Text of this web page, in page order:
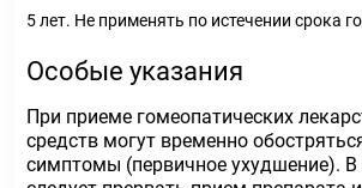
5 лет. Не применять по истечении срока
Особые указания
При приеме гомеопатических
средств могут временно
симптомы (первичное ухудшение). В